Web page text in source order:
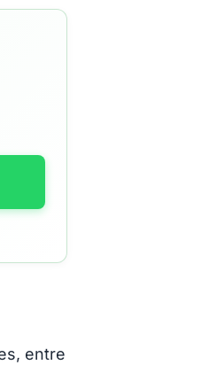
entre